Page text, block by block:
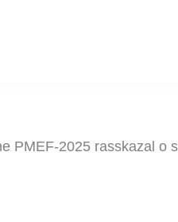
PMEF-2025 rasskazal